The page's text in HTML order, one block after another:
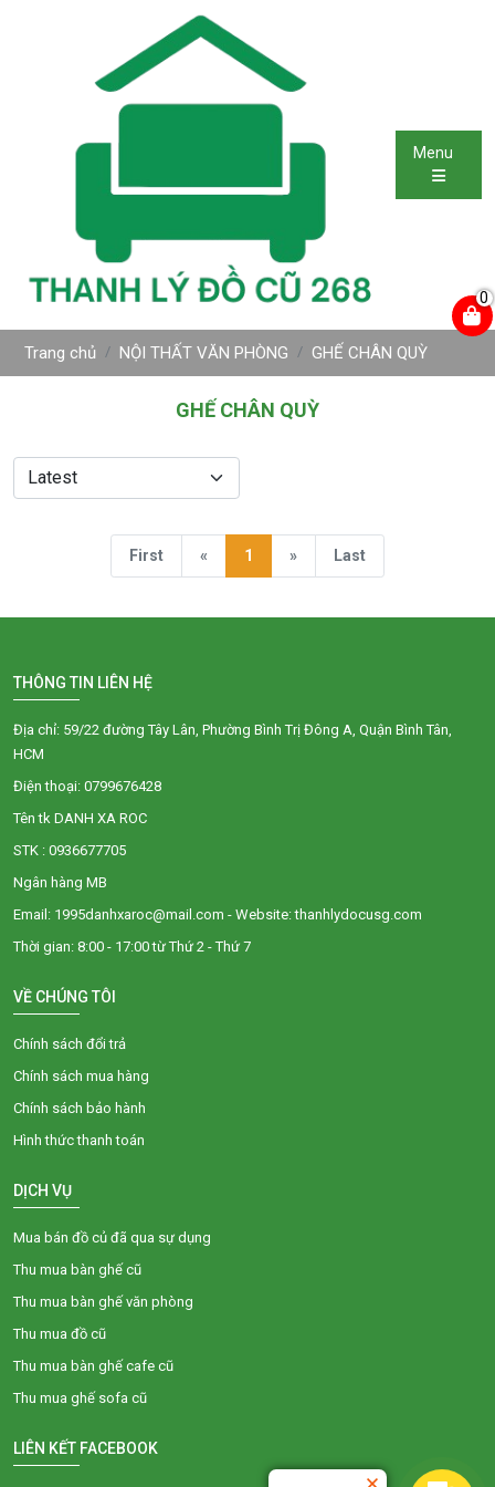
Menu
Trang chủ NỘI THẤT VĂN PHÒNG GHẾ CHÂN QUỲ
GHẾ CHÂN QUỲ
First « 1 » Last
THÔNG TIN LIÊN HỆ
Địa chỉ: 59/22 đường Tây Lân, Phường Bình Trị Đông A, Quận Bình Tân,
HCM
Điện thoại: 0799676428
Tên tk DANH XA ROC
STK : 0936677705
Ngân hàng MB
Email: 1995danhxaroc@mail.com - Website: thanhlydocusg.com
Thời gian: 8:00 - 17:00 từ Thứ 2 - Thứ 7
VỀ CHÚNG TÔI
Chính sách đổi trả
Chính sách mua hàng
Chính sách bảo hành
Hình thức thanh toán
DỊCH VỤ
Mua bán đồ củ đã qua sự dụng
Thu mua bàn ghế cũ
Thu mua bàn ghế văn phòng
Thu mua đồ cũ
Thu mua bàn ghế cafe cũ
Thu mua ghế sofa cũ
LIÊN KẾT FACEBOOK
0